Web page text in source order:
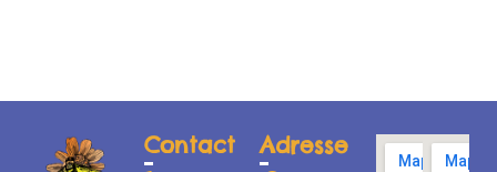
Contact Adresse